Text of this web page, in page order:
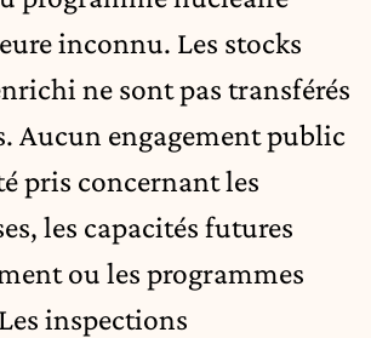
inconnu. Les stocks
ne sont pas transférés
Aucun engagement public
pris concernant les
les capacités futures
ou les programmes
inspections